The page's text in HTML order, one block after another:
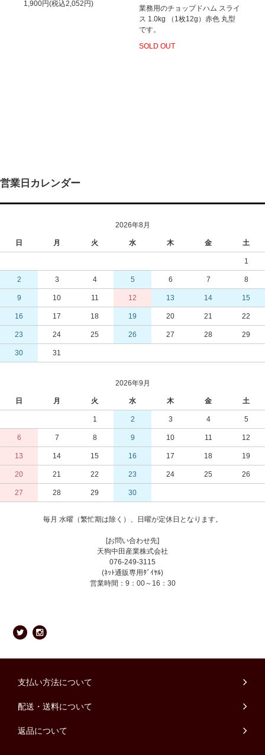
1,900円(税込2,052円)
業務用のチョップドハム スライ
ス 1.0kg （1枚12g）赤色 丸型
です。
SOLD OUT
営業日カレンダー
2026年8月
日 月 火 水 木 金 土
1
2 3 4 5 6 7 8
9 10 11 12 13 14 15
16 17 18 19 20 21 22
23 24 25 26 27 28 29
30 31
2026年9月
日 月 火 水 木 金 土
1 2 3 4 5
6 7 8 9 10 11 12
13 14 15 16 17 18 19
20 21 22 23 24 25 26
27 28 29 30
毎月 水曜（繁忙期は除く）、日曜が定休日となります。
[お問い合わせ先]
天狗中田産業株式会社
076-249-3115
(ﾈｯﾄ通販専用ﾀﾞｲﾔﾙ)
営業時間：9：00～16：30
支払い方法について
配送・送料について
返品について